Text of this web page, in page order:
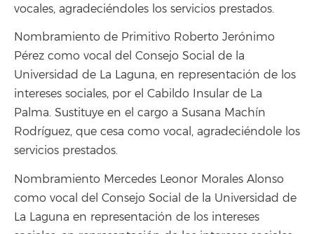
vocales, agradeciéndoles los servicios prestados.
Nombramiento de Primitivo Roberto Jerónimo
Pérez como vocal del Consejo Social de la
Universidad de La Laguna, en representación de los
intereses sociales, por el Cabildo Insular de La
Palma. Sustituye en el cargo a Susana Machín
Rodríguez, que cesa como vocal, agradeciéndole los
servicios prestados.
Nombramiento Mercedes Leonor Morales Alonso
como vocal del Consejo Social de la Universidad de
La Laguna en representación de los intereses